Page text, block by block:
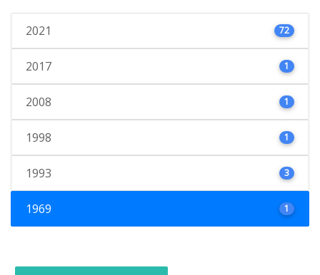
2021 72
2017 1
2008 1
1998 1
1993 3
1969 1